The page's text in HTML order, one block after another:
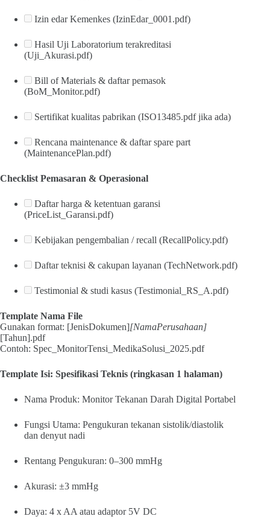
Izin edar Kemenkes (IzinEdar_0001.pdf)
Hasil Uji Laboratorium terakreditasi
(Uji_Akurasi.pdf)
Bill of Materials & daftar pemasok
(BoM_Monitor.pdf)
Sertifikat kualitas pabrikan (ISO13485.pdf jika ada)
Rencana maintenance & daftar spare part
(MaintenancePlan.pdf)
Checklist Pemasaran & Operasional
Daftar harga & ketentuan garansi
(PriceList_Garansi.pdf)
Kebijakan pengembalian / recall (RecallPolicy.pdf)
Daftar teknisi & cakupan layanan (TechNetwork.pdf)
Testimonial & studi kasus (Testimonial_RS_A.pdf)
Template Nama File
Gunakan format: [JenisDokumen][NamaPerusahaan]
[Tahun].pdf
Contoh: Spec_MonitorTensi_MedikaSolusi_2025.pdf
Template Isi: Spesifikasi Teknis (ringkasan 1 halaman)
Nama Produk: Monitor Tekanan Darah Digital Portabel
Fungsi Utama: Pengukuran tekanan sistolik/diastolik
dan denyut nadi
Rentang Pengukuran: 0–300 mmHg
Akurasi: ±3 mmHg
Daya: 4 x AA atau adaptor 5V DC